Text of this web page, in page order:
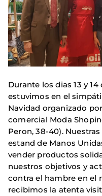
Durante los dias 13 y
estuvimos en el
Navidad organizado
comercial Moda
Peron, 38-40).
estand de Manos
vender productos
nuestros objetivos y
contra el hambre en el
recibimos la atenta